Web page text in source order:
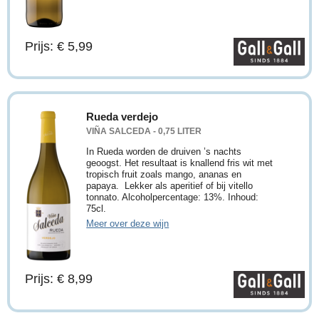
Prijs: € 5,99
Rueda verdejo
VIÑA SALCEDA - 0,75 LITER
In Rueda worden de druiven ’s nachts
geoogst. Het resultaat is knallend fris wit met
tropisch fruit zoals mango, ananas en
papaya. Lekker als aperitief of bij vitello
tonnato. Alcoholpercentage: 13%. Inhoud:
75cl.
Meer over deze wijn
Prijs: € 8,99